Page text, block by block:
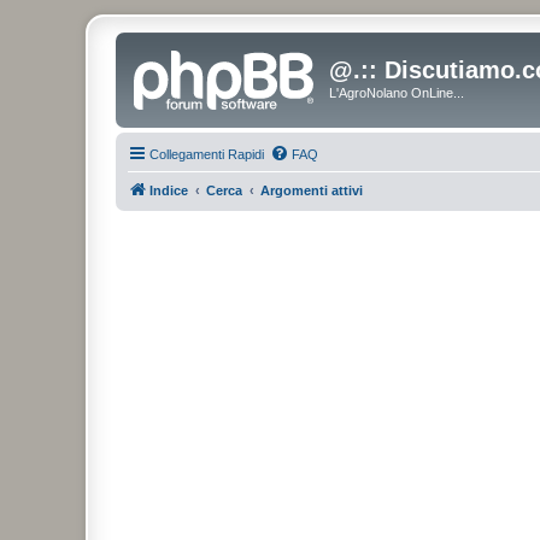
@.::
L'AgroNolano OnLine...
Collegamenti Rapidi FAQ
Indice Cerca Argomenti attivi